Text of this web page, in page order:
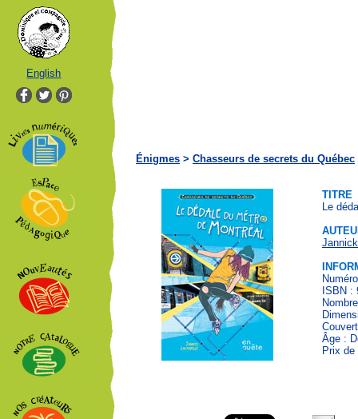
English
Énigmes > Chasseurs de secrets du Québec
TITRE
Le
ISBN :
Âge :
Prix